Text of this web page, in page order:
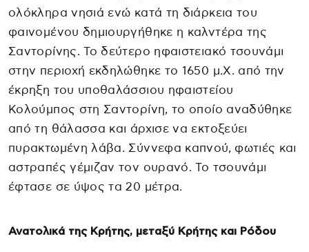
ολόκληρα νησιά ενώ κατά τη διάρκεια του
φαινομένου δημιουργήθηκε η καλντέρα της
Σαντορίνης. Το δεύτερο ηφαιστειακό τσουνάμι
στην περιοχή εκδηλώθηκε το 1650 μ.Χ. από την
έκρηξη του υποθαλάσσιου ηφαιστείου
Κολούμπος στη Σαντορίνη, το οποίο αναδύθηκε
από τη θάλασσα και άρχισε να εκτοξεύει
πυρακτωμένη λάβα. Σύννεφα καπνού, φωτιές και
αστραπές γέμιζαν τον ουρανό. Το τσουνάμι
έφτασε σε ύψος τα 20 μέτρα.
Ανατολικά της Κρήτης, μεταξύ Κρήτης και Ρόδου